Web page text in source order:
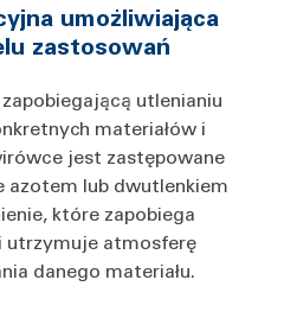
umożliwiająca
zastosowań
utlenianiu
materiałów i
jest zastępowane
azotem lub dwutlenkiem
które zapobiega
utrzymuje atmosferę
danego materiału.